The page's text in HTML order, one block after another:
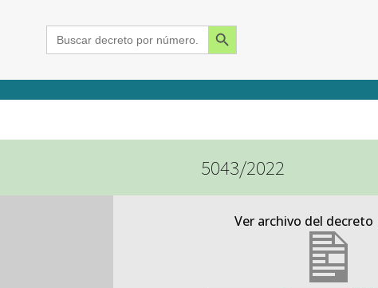
Search
for:
Search Button
2018
2017
2016
2015
5043/2022
Ver archivo del decreto